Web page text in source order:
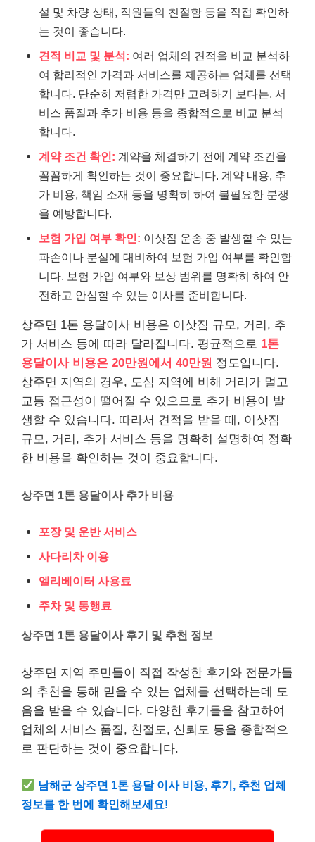
설 및 차량 상태, 직원들의 친절함 등을 직접 확인하
는 것이 좋습니다.
견적 비교 및 분석: 여러 업체의 견적을 비교 분석하
여 합리적인 가격과 서비스를 제공하는 업체를 선택
합니다. 단순히 저렴한 가격만 고려하기 보다는, 서
비스 품질과 추가 비용 등을 종합적으로 비교 분석
합니다.
계약 조건 확인: 계약을 체결하기 전에 계약 조건을
꼼꼼하게 확인하는 것이 중요합니다. 계약 내용, 추
가 비용, 책임 소재 등을 명확히 하여 불필요한 분쟁
을 예방합니다.
보험 가입 여부 확인: 이삿짐 운송 중 발생할 수 있는
파손이나 분실에 대비하여 보험 가입 여부를 확인합
니다. 보험 가입 여부와 보상 범위를 명확히 하여 안
전하고 안심할 수 있는 이사를 준비합니다.
상주면 1톤 용달이사 비용은 이삿짐 규모, 거리, 추
가 서비스 등에 따라 달라집니다. 평균적으로 1톤
용달이사 비용은 20만원에서 40만원 정도입니다.
상주면 지역의 경우, 도심 지역에 비해 거리가 멀고
교통 접근성이 떨어질 수 있으므로 추가 비용이 발
생할 수 있습니다. 따라서 견적을 받을 때, 이삿짐
규모, 거리, 추가 서비스 등을 명확히 설명하여 정확
한 비용을 확인하는 것이 중요합니다.
상주면 1톤 용달이사 추가 비용
포장 및 운반 서비스
사다리차 이용
엘리베이터 사용료
주차 및 통행료
상주면 1톤 용달이사 후기 및 추천 정보
상주면 지역 주민들이 직접 작성한 후기와 전문가들
의 추천을 통해 믿을 수 있는 업체를 선택하는데 도
움을 받을 수 있습니다. 다양한 후기들을 참고하여
업체의 서비스 품질, 친절도, 신뢰도 등을 종합적으
로 판단하는 것이 중요합니다.
남해군 상주면 1톤 용달 이사 비용, 후기, 추천 업체
정보를 한 번에 확인해보세요!